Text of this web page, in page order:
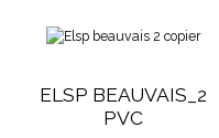
ELSP BEAUVAIS_2
PVC